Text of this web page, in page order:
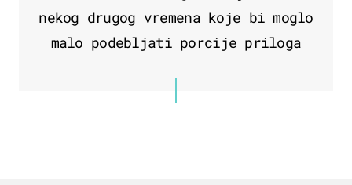
nekog drugog vremena koje bi moglo
malo podebljati porcije priloga